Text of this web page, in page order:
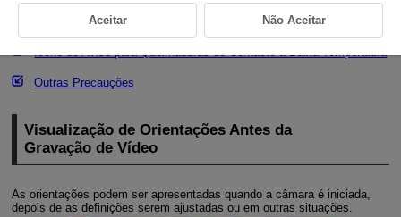
Exibição do indicador de aviso durante o disparo ou a gravação
Outras Precauções
Visualização de Orientações Antes da
Gravação de Vídeo
As orientações podem ser apresentadas quando a câmara é iniciada,
depois de as definições serem ajustadas ou em outras situações.
Aceitar Não Aceitar